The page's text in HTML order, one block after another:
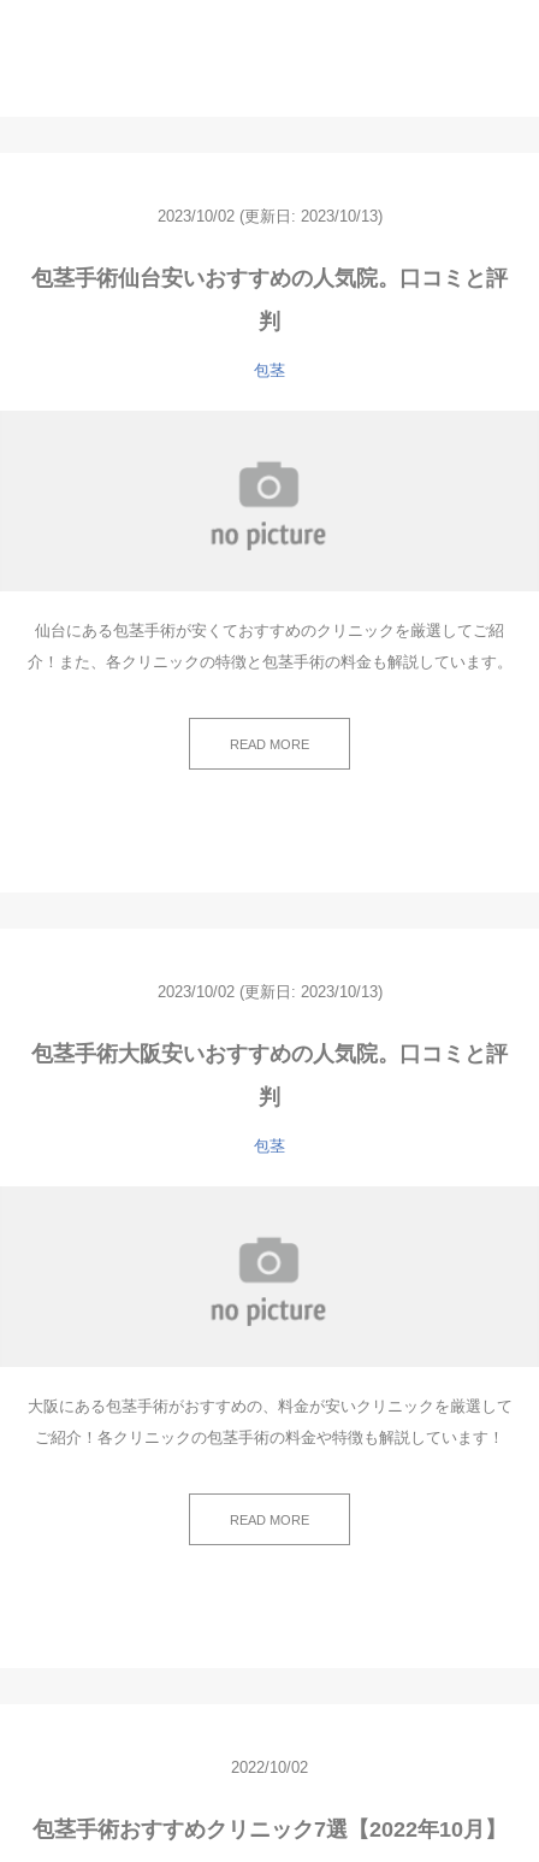
2023/10/02 (更新日: 2023/10/13)
包茎手術仙台安いおすすめの人気院。口コミと評
判
包茎
仙台にある包茎手術が安くておすすめのクリニックを厳選してご紹
介！また、各クリニックの特徴と包茎手術の料金も解説しています。
READ MORE
2023/10/02 (更新日: 2023/10/13)
包茎手術大阪安いおすすめの人気院。口コミと評
判
包茎
大阪にある包茎手術がおすすめの、料金が安いクリニックを厳選して
ご紹介！各クリニックの包茎手術の料金や特徴も解説しています！
READ MORE
2022/10/02
包茎手術おすすめクリニック7選【2022年10月】